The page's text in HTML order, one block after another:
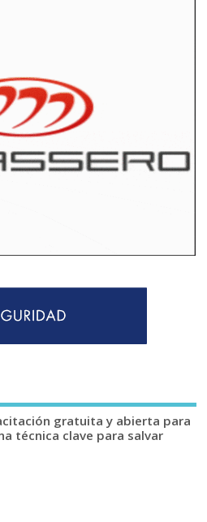
gratuita y abierta para
técnica clave para salvar